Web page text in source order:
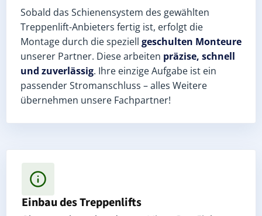
Sobald das Schienensystem des gewählten
Treppenlift-Anbieters fertig ist, erfolgt die
Montage durch die speziell geschulten Monteure
unserer Partner. Diese arbeiten präzise, schnell
und zuverlässig. Ihre einzige Aufgabe ist ein
passender Stromanschluss – alles Weitere
übernehmen unsere Fachpartner!
Einbau des Treppenlifts